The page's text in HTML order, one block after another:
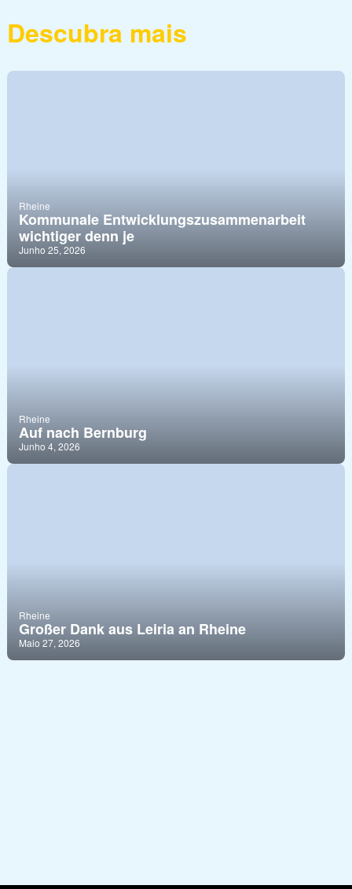
Descubra mais
Rheine
Kommunale Entwicklungszusammenarbeit
wichtiger denn je
Junho 25, 2026
Rheine
Auf nach Bernburg
Junho 4, 2026
Rheine
Großer Dank aus Leiria an Rheine
Maio 27, 2026